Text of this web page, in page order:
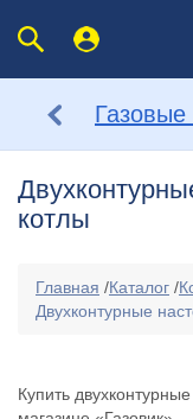
Газовые
котлы
Главная /Каталог /
Двухконтурные
Купить